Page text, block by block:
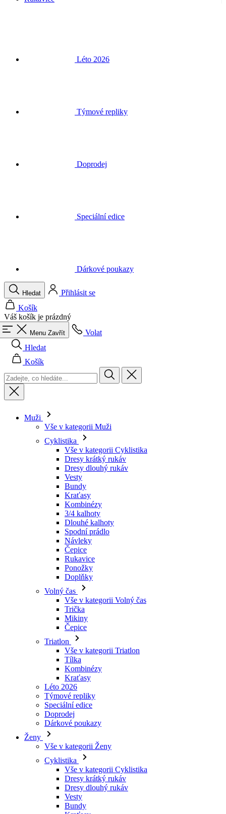
Váš košík je prázdný
Menu Zavřít
Volat
Hledat
Košík
Muži
Vše v kategorii Muži
Dresy dlouhý rukáv
Vesty
Bundy
Kraťasy
Kombinézy
3/4 kalhoty
Dlouhé kalhoty
Spodní prádlo
Návleky
Čepice
Rukavice
Ponožky
Doplňky
Volný čas
Vše v kategorii Volný čas
Trička
Mikiny
Čepice
Triatlon
Vše v kategorii Triatlon
Tílka
Kombinézy
Kraťasy
Léto 2026
Týmové repliky
Speciální edice
Doprodej
Dárkové poukazy
Ženy
Vše v kategorii Ženy
Cyklistika
Vše v kategorii Cyklistika
Dresy dlouhý rukáv
Vesty
Bundy
Kraťasy
3/4 kalhoty
Dlouhé kalhoty
Spodní prádlo
Návleky